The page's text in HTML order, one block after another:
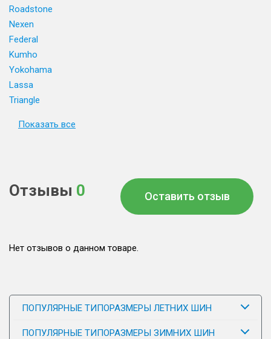
Roadstone
Nexen
Federal
Kumho
Yokohama
Lassa
Triangle
Показать все
Отзывы 0 Оставить отзыв
Нет отзывов о данном товаре.
ПОПУЛЯРНЫЕ ТИПОРАЗМЕРЫ ЛЕТНИХ ШИН
ПОПУЛЯРНЫЕ ТИПОРАЗМЕРЫ ЗИМНИХ ШИН